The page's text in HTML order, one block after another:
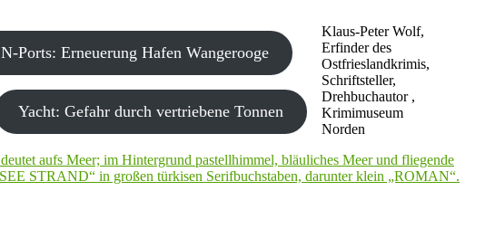
Klaus-Peter Wolf,
Erfinder des
Ostfrieslandkrimis,
Schriftsteller,
Drehbuchautor ,
Krimimuseum
Norden
N-Ports: Erneuerung Hafen Wangerooge
Yacht: Gefahr durch vertriebene Tonnen